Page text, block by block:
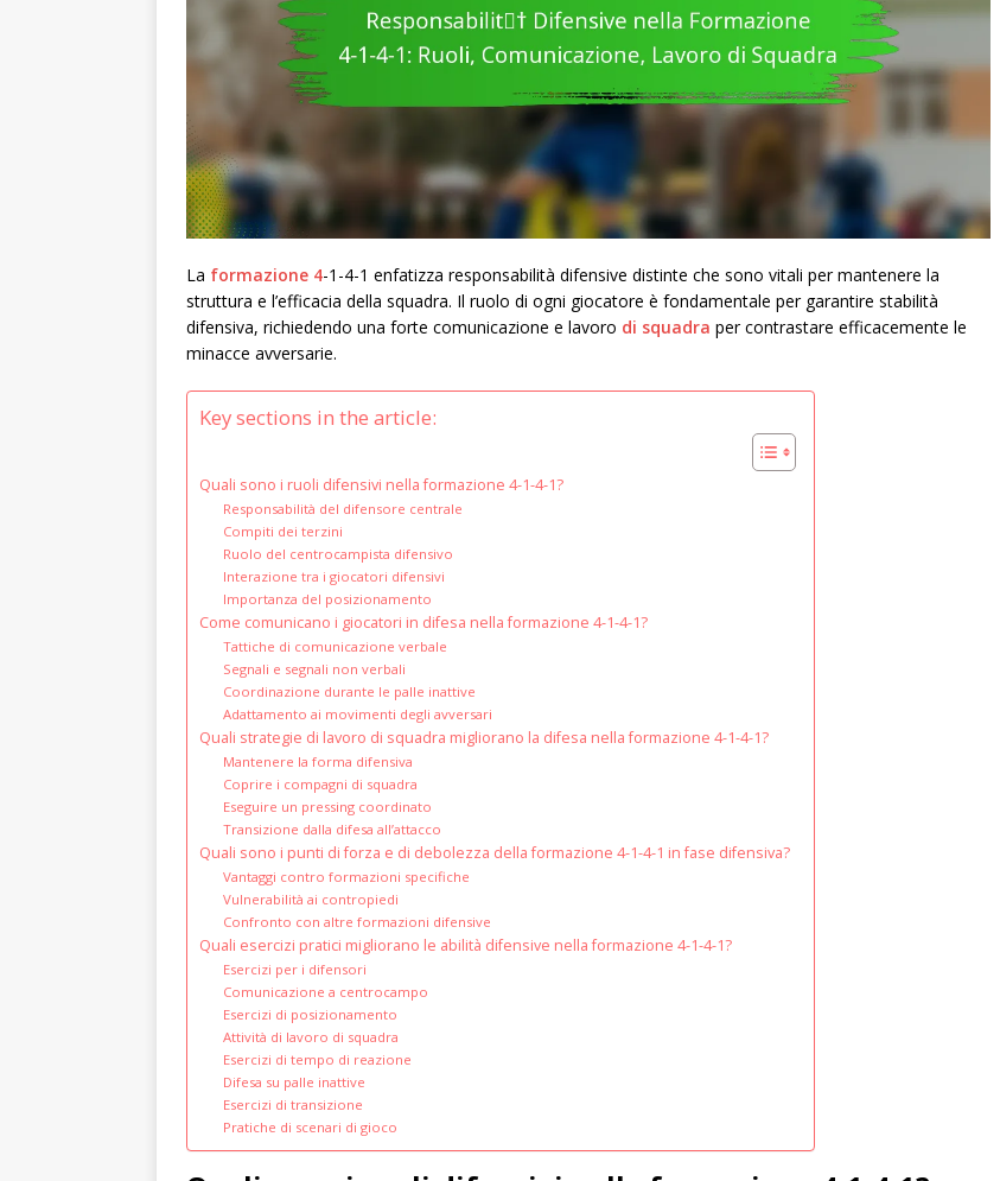
La formazione 4-1-4-1 enfatizza responsabilità difensive distinte che sono vitali per mantenere la
struttura e l’efficacia della squadra. Il ruolo di ogni giocatore è fondamentale per garantire stabilità
difensiva, richiedendo una forte comunicazione e lavoro di squadra per contrastare efficacemente le
minacce avversarie.
Key sections in the article:
Quali sono i ruoli difensivi nella formazione 4-1-4-1?
Responsabilità del difensore centrale
Compiti dei terzini
Ruolo del centrocampista difensivo
Interazione tra i giocatori difensivi
Importanza del posizionamento
Come comunicano i giocatori in difesa nella formazione 4-1-4-1?
Tattiche di comunicazione verbale
Segnali e segnali non verbali
Coordinazione durante le palle inattive
Adattamento ai movimenti degli avversari
Quali strategie di lavoro di squadra migliorano la difesa nella formazione 4-1-4-1?
Mantenere la forma difensiva
Coprire i compagni di squadra
Eseguire un pressing coordinato
Transizione dalla difesa all’attacco
Quali sono i punti di forza e di debolezza della formazione 4-1-4-1 in fase difensiva?
Vantaggi contro formazioni specifiche
Vulnerabilità ai contropiedi
Confronto con altre formazioni difensive
Quali esercizi pratici migliorano le abilità difensive nella formazione 4-1-4-1?
Esercizi per i difensori
Comunicazione a centrocampo
Esercizi di posizionamento
Attività di lavoro di squadra
Esercizi di tempo di reazione
Difesa su palle inattive
Esercizi di transizione
Pratiche di scenari di gioco